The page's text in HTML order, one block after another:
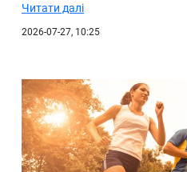
Читати далі
2026-07-27, 10:25